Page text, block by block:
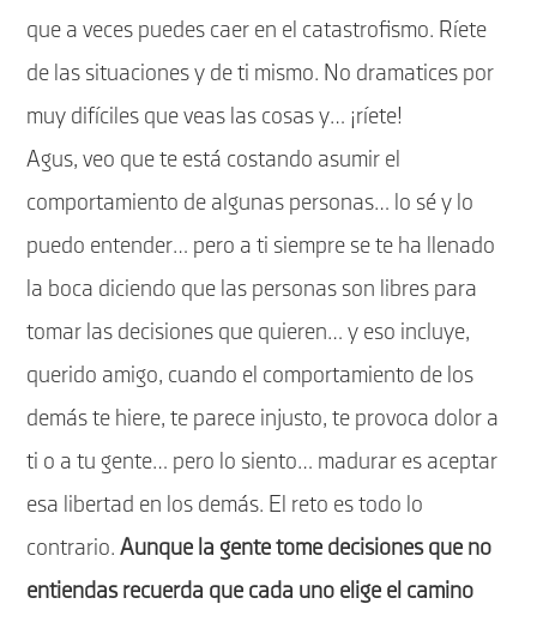
que a veces puedes caer en el catastrofismo. Ríete
de las situaciones y de ti mismo. No dramatices por
muy difíciles que veas las cosas y… ¡ríete!
Agus, veo que te está costando asumir el
comportamiento de algunas personas… lo sé y lo
puedo entender… pero a ti siempre se te ha llenado
la boca diciendo que las personas son libres para
tomar las decisiones que quieren… y eso incluye,
querido amigo, cuando el comportamiento de los
demás te hiere, te parece injusto, te provoca dolor a
ti o a tu gente… pero lo siento… madurar es aceptar
esa libertad en los demás. El reto es todo lo
contrario.Aunque la gente tome decisiones que no
entiendas recuerda que cada uno elige el camino